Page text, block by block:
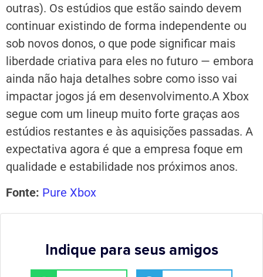
outras). Os estúdios que estão saindo devem
continuar existindo de forma independente ou
sob novos donos, o que pode significar mais
liberdade criativa para eles no futuro — embora
ainda não haja detalhes sobre como isso vai
impactar jogos já em desenvolvimento.A Xbox
segue com um lineup muito forte graças aos
estúdios restantes e às aquisições passadas. A
expectativa agora é que a empresa foque em
qualidade e estabilidade nos próximos anos.
Fonte: Pure Xbox
Indique para seus amigos